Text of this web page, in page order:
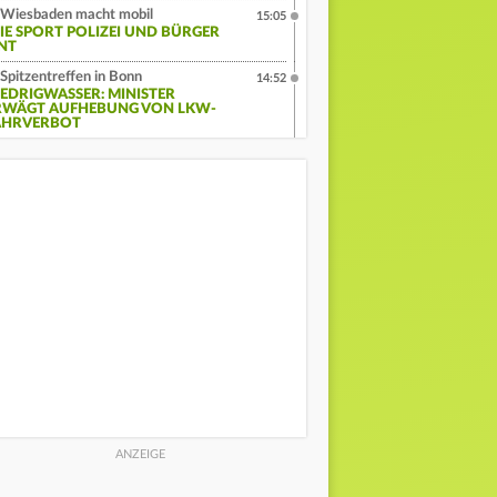
Wiesbaden macht mobil
SPORT POLIZEI UND BÜRGER
15:05
Spitzentreffen in Bonn
MINISTER
AUFHEBUNG VON LKW-
14:52